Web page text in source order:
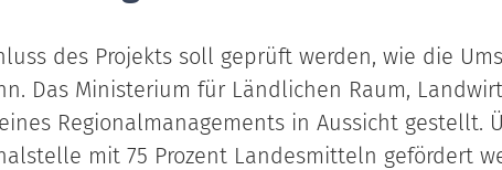
des Projekts soll geprüft werden, wie die
Das Ministerium für Ländlichen Raum,
Regionalmanagements in Aussicht
mit 75 Prozent Landesmitteln gefördert